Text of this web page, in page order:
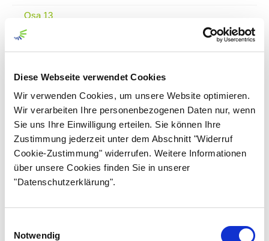
Diese Webseite verwendet Cookies
Wir verwenden Cookies, um unsere Website optimieren.
Wir verarbeiten Ihre personenbezogenen Daten nur, wenn
Sie uns Ihre Einwilligung erteilen. Sie können Ihre
Zustimmung jederzeit unter dem Abschnitt "Widerruf
Cookie-Zustimmung" widerrufen. Weitere Informationen
über unsere Cookies finden Sie in unserer
"Datenschutzerklärung".
Notwendig
Osa 13
Osa 14
Osa 16
Osa 17
Osa 18
Osa 19
Osa 21